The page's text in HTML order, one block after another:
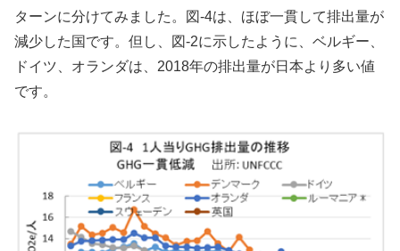
ターンに分けてみました。図-4は、ほぼ一貫して排出量が
減少した国です。但し、図-2に示したように、ベルギー、
ドイツ、オランダは、2018年の排出量が日本より多い値
です。